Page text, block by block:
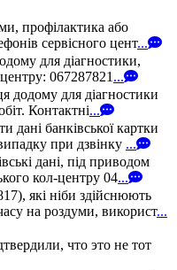
профілактика або
сервісного цент...
для діагностики,
067287821 ...
додому для діагностики
Контактні...
банківської картки
при дзвінку ...
дані, під приводом
кол-центру 04...
які ніби здійснюють
на роздуми, використ...
что это не тот